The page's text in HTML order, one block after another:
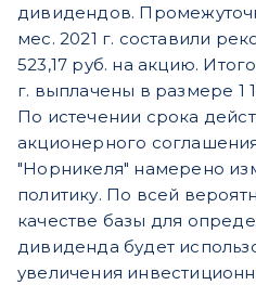
дивидендов.
мес. 2021 г. составили
523,17 руб. на акцию.
г. выплачены в размере 1
По истечении срока
акционерного
"Норникеля" намерено
политику. По всей
качестве базы для
дивиденда будет
увеличения